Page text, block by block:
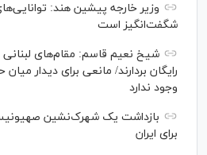
وزیر خارجه پیشین هند:
شگفت‌انگیز است
شیخ نعیم قاسم: مقام‌های
رایگان بردارند/ مانعی برای دیدار
وجود ندارد
بازداشت یک شهرک‌نشین
برای ایران